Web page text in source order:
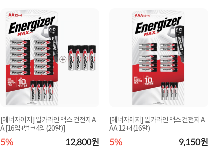
[에너자이저] 알카라인 맥스 건전지 A
A [16입+벌크4입 (20알)]
5% 12,800원
[에너자이저] 알카라인 맥스 건전지 A
AA 12+4 (16알)
5% 9,150원